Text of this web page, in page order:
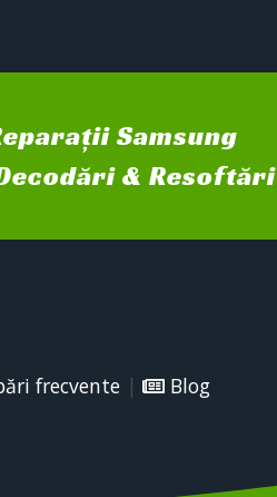
Samsung
& Resoftări
frecvente | Blog